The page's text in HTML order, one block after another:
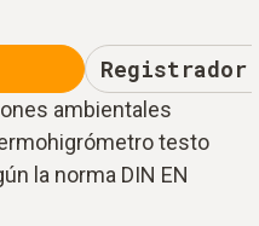
Registrador
ambientales
testo
la norma DIN EN